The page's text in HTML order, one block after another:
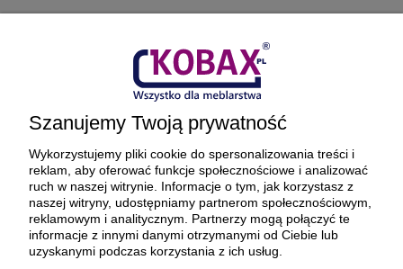
Płatności i dostawa
Ciekawostki
O firmie
BEZPIECZNE PŁATNOŚCI ORAZ DOSTAWA
Szanujemy Twoją prywatność
Wykorzystujemy pliki cookie do spersonalizowania treści i
reklam, aby oferować funkcje społecznościowe i analizować
ruch w naszej witrynie. Informacje o tym, jak korzystasz z
naszej witryny, udostępniamy partnerom społecznościowym,
reklamowym i analitycznym. Partnerzy mogą połączyć te
informacje z innymi danymi otrzymanymi od Ciebie lub
uzyskanymi podczas korzystania z ich usług.